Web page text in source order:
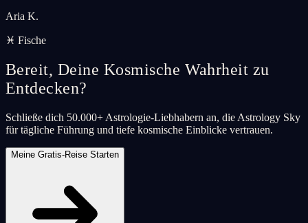
Aria K.
♓ Fische
Bereit, Deine Kosmische Wahrheit zu
Entdecken?
Schließe dich 50.000+ Astrologie-Liebhabern an, die Astrology Sky
für tägliche Führung und tiefe kosmische Einblicke vertrauen.
Meine Gratis-Reise Starten